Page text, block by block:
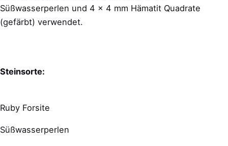
Süßwasserperlen und 4 x 4 mm Hämatit Quadrate
(gefärbt) verwendet.
Steinsorte:
Ruby Forsite
Süßwasserperlen